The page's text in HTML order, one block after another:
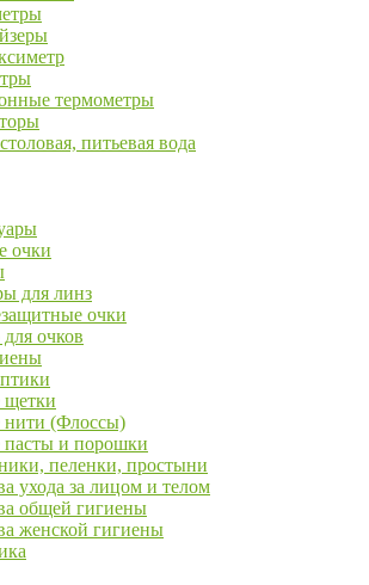
термометры
питьевая вода
очки
для линз
очки
очков
щетки
нити (Флоссы)
пасты и порошки
пеленки, простыни
ухода за лицом и телом
общей гигиены
женской гигиены